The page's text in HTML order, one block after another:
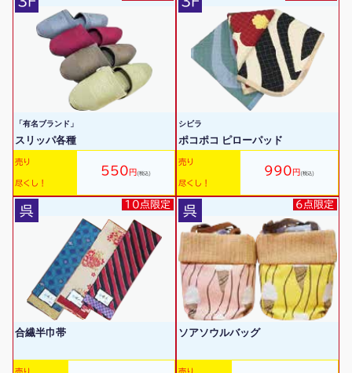
「有名ブランド」
スリッパ各種
売り
尽くし！
550 円 (税込)
シビラ
ポコポコ ピローパッド
売り
尽くし！
990 円 (税込)
呉 10点限定
合繊半巾帯
呉 6点限定
ソアソウルバッグ